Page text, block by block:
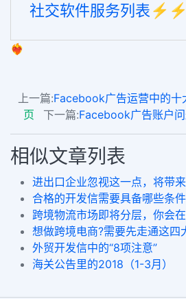
社交软件服务列表
❤️‍🔥
上一篇:Facebook广告运营中的十
页
下一篇:Facebook广告账户
相似文章列表
进出口企业忽视这一点，将带
合格的开发信需要具备哪些条件
跨境物流市场即将分层，你会在
想做跨境电商?需要先走通这四
外贸开发信中的“8项注意”
海关公告里的2018（1-3月）